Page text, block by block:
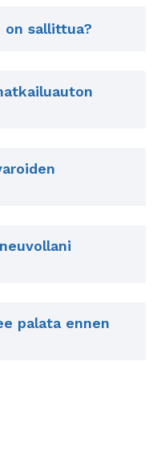
on sallittua?
palata ennen